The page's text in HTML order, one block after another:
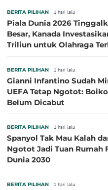
BERITA PILIHAN 1 hari lalu
Piala Dunia 2026
Besar, Kanada
Triliun untuk Olahraga
BERITA PILIHAN 1 hari lalu
Gianni Infantino Sudah
UEFA Tetap Ngotot:
Belum Dicabut
BERITA PILIHAN 1 hari lalu
Spanyol Tak Mau Kalah
Ngotot Jadi Tuan Rumah
Dunia 2030
BERITA PILIHAN 1 hari lalu